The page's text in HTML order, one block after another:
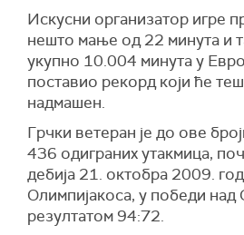
Искусни организатор игре
нешто мање од 22 минута и
укупно 10.004 минута у
поставио рекорд који ће
надмашен.
Грчки ветеран је до ове
436 одиграних утакмица,
дебија 21. октобра 2009.
Олимпијакоса, у победи
резултатом 94:72.